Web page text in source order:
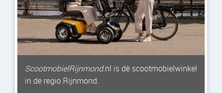
ScootmobielRijnmond.nl is dè scootmobielwinkel
in de regio Rijnmond.